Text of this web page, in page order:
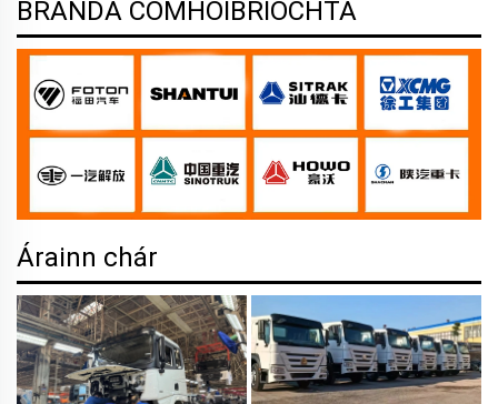
BRANDA COMHOIBRÍOCHTA
Árainn chár